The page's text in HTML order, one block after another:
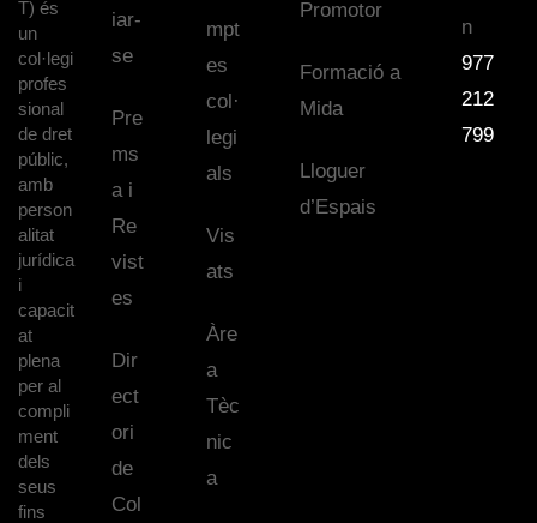
T) és
un
col·legi
profes
sional
de dret
públic,
amb
person
alitat
jurídica
i
capacit
at
plena
per al
compli
ment
dels
seus
fins
iar-
se
Pre
ms
a i
Re
vist
es
Dir
ect
ori
de
Col
mpt
es
col·
legi
als
Vis
ats
Àre
a
Tèc
nic
a
Promotor
Formació a
Mida
Lloguer
d’Espais
n
977
212
799